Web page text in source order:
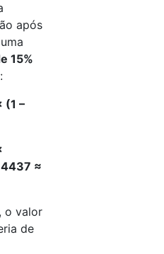
após
15%
(1 –
≈
o valor
de